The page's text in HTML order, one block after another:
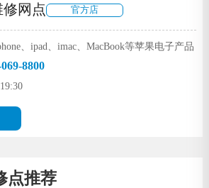
网点 官方店
、ipad、imac、MacBook等苹果电子产品
8800
点推荐